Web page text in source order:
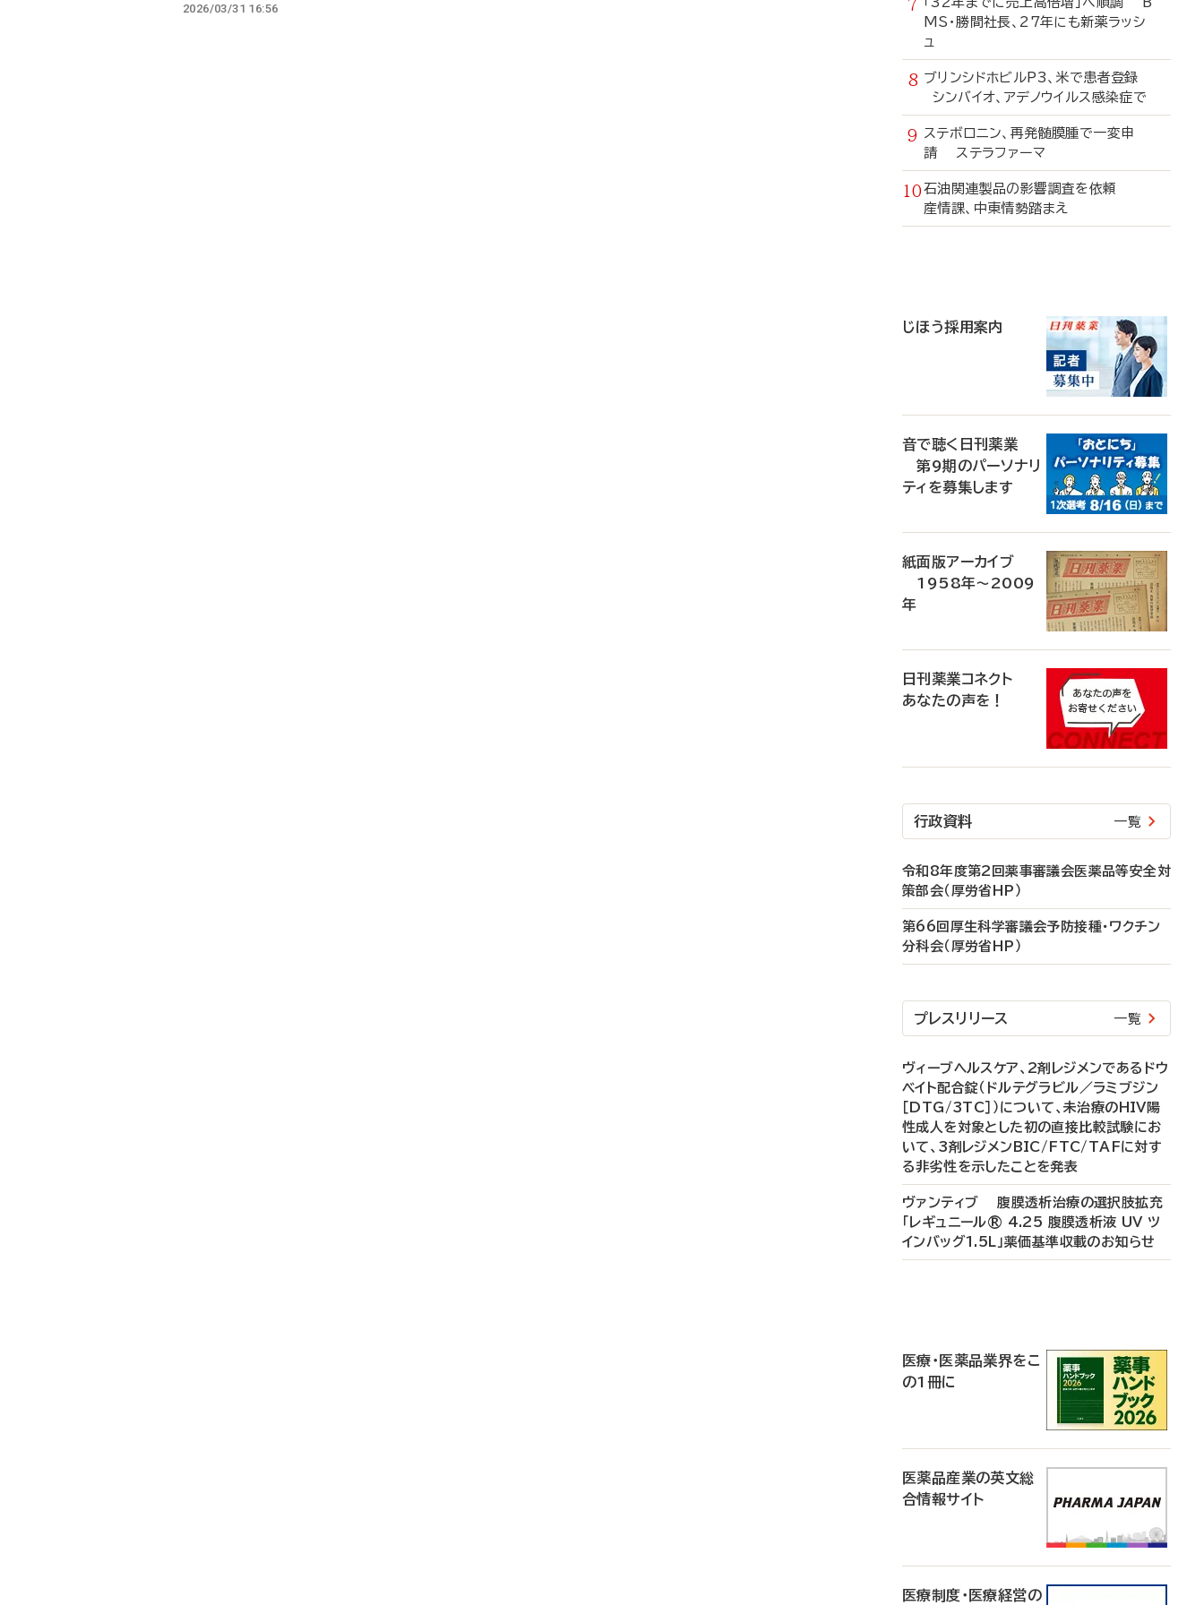
2026/03/31 16:56
MS・勝間社長、27年にも新薬ラッシ
ュ
ブリンシドホビルP3、米で患者登録
シンバイオ、アデノウイルス感染症で
ステボロニン、再発髄膜腫で一変申
請 ステラファーマ
石油関連製品の影響調査を依頼
産情課、中東情勢踏まえ
じほう採用案内
音で聴く日刊薬業
第9期のパーソナリ
ティを募集します
紙面版アーカイブ
1958年～2009
年
日刊薬業コネクト
あなたの声を！
行政資料 一覧
令和8年度第2回薬事審議会医薬品等安全対
策部会（厚労省HP）
第66回厚生科学審議会予防接種・ワクチン
分科会（厚労省HP）
プレスリリース 一覧
ヴィーブヘルスケア、2剤レジメンであるドウ
ベイト配合錠（ドルテグラビル／ラミブジン
［DTG/3TC］）について、未治療のHIV陽
性成人を対象とした初の直接比較試験にお
いて、3剤レジメンBIC/FTC/TAFに対す
る非劣性を示したことを発表
ヴァンティブ 腹膜透析治療の選択肢拡充
「レギュニール® 4.25 腹膜透析液 UV ツ
インバッグ1.5L」薬価基準収載のお知らせ
医療・医薬品業界をこ
の1冊に
医薬品産業の英文総
合情報サイト
医療制度・医療経営の